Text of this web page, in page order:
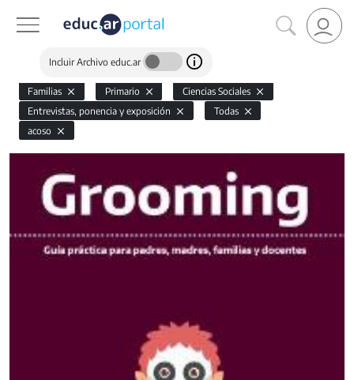
Incluir Archivo educ.ar
Familias Primario
Ciencias Sociales
Entrevistas, ponencia y exposición
Todas
acoso